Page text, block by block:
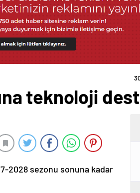
teknoloji
2028 sezonu sonuna kadar